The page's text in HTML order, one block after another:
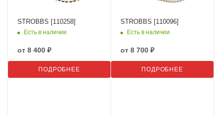
STROBBS [110258]
Есть в наличии
от 8 400 ₽
ПОДРОБНЕЕ
STROBBS [110096]
Есть в наличии
от 8 700 ₽
ПОДРОБНЕЕ